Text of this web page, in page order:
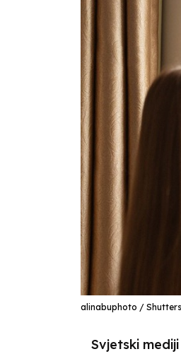
alinabuphoto /
Svjetski